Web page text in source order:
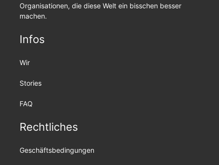
Organisationen, die diese Welt ein bisschen besser
machen.
Infos
Wir
Stories
FAQ
Rechtliches
Geschäftsbedingungen